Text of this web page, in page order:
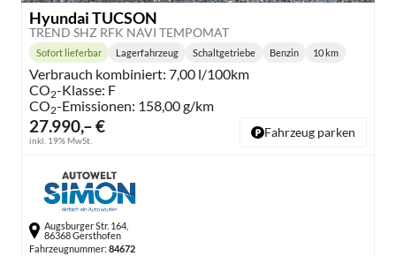
Hyundai TUCSON
TREND SHZ RFK NAVI TEMPOMAT
27.990,– €
inkl. 19% MwSt.
Lieferzeit:
Sofort lieferbar Lagerfahrzeug
Getriebe:
Schaltgetriebe Benzin 10 km
Verbrauch kombiniert: 7,00 l/100km
CO2-Klasse: F
CO2-Emissionen: 158,00 g/km
Fahrzeug parken
Augsburger Str. 164,
86368 Gersthofen
Fahrzeugnummer: 84672